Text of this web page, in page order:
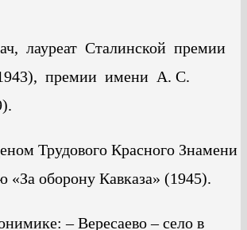
лауреат Сталинской премии
премии имени А. С.
Трудового Красного Знамени
«За оборону Кавказа» (1945).
– Вересаево – село в